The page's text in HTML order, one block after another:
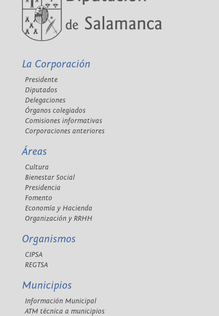
La Corporación
Presidente
Diputados
Delegaciones
Órganos colegiados
Comisiones informativas
Corporaciones anteriores
Áreas
Cultura
Bienestar Social
Presidencia
Fomento
Economía y Hacienda
Organización y RRHH
Organismos
CIPSA
REGTSA
Municipios
Información Municipal
ATM técnica a municipios